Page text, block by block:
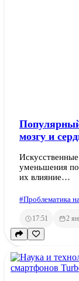
мозгу и
уменьшения
их влияние…
#Проблематика
17:51 2